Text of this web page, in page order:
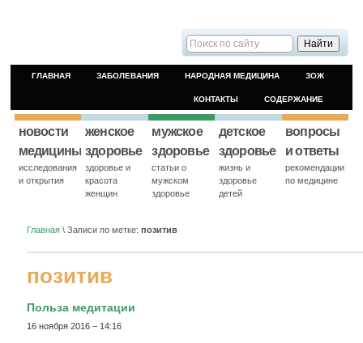
ГЛАВНАЯ ЗАБОЛЕВАНИЯ НАРОДНАЯ МЕДИЦИНА ЗОЖ
КОНТАКТЫ СОДЕРЖАНИЕ
новости
медицины
исследования
и открытия
женское
здоровье
здоровье и
красота
женщин
мужское
здоровье
статьи о
мужском
здоровье
детское
здоровье
жизнь и
здоровье
детей
вопросы
и ответы
рекомендации
по медицине
Главная \ Записи по метке: позитив
позитив
Польза медитации
16 ноября 2016 – 14:16